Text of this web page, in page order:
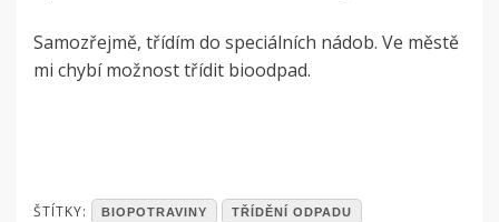
Samozřejmě, třídím do speciálních nádob. Ve městě
mi chybí možnost třídit bioodpad.
POSTED
ŠTÍTKY: BIOPOTRAVINY TŘÍDĚNÍ ODPADU